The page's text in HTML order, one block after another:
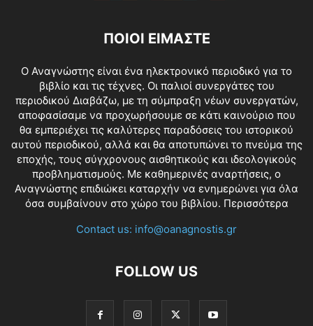
ΠΟΙΟΙ ΕΙΜΑΣΤΕ
O Αναγνώστης είναι ένα ηλεκτρονικό περιοδικό για το
βιβλίο και τις τέχνες. Οι παλιοί συνεργάτες του
περιοδικού Διαβάζω, με τη σύμπραξη νέων συνεργατών,
αποφασίσαμε να προχωρήσουμε σε κάτι καινούριο που
θα εμπεριέχει τις καλύτερες παραδόσεις του ιστορικού
αυτού περιοδικού, αλλά και θα αποτυπώνει το πνεύμα της
εποχής, τους σύγχρονους αισθητικούς και ιδεολογικούς
προβληματισμούς. Με καθημερινές αναρτήσεις, ο
Αναγνώστης επιδιώκει καταρχήν να ενημερώνει για όλα
όσα συμβαίνουν στο χώρο του βιβλίου. Περισσότερα
Contact us: info@oanagnostis.gr
FOLLOW US